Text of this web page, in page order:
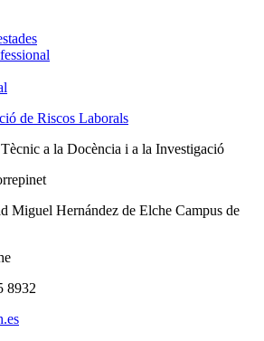
de Riscos Laborals
a la Docència i a la Investigació
Miguel Hernández de Elche Campus de
8932